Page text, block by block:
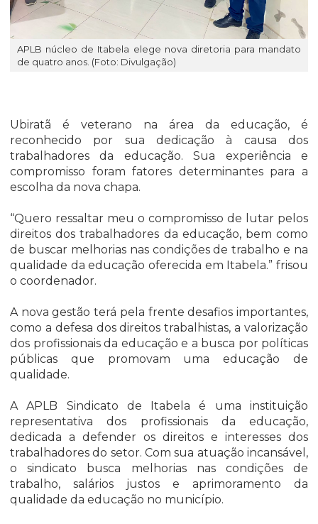
APLB núcleo de Itabela elege nova diretoria para mandato
de quatro anos. (Foto: Divulgação)
Ubiratã é veterano na área da educação, é
reconhecido por sua dedicação à causa dos
trabalhadores da educação. Sua experiência e
compromisso foram fatores determinantes para a
escolha da nova chapa.
“Quero ressaltar meu o compromisso de lutar pelos
direitos dos trabalhadores da educação, bem como
de buscar melhorias nas condições de trabalho e na
qualidade da educação oferecida em Itabela.” frisou
o coordenador.
A nova gestão terá pela frente desafios importantes,
como a defesa dos direitos trabalhistas, a valorização
dos profissionais da educação e a busca por políticas
públicas que promovam uma educação de
qualidade.
A APLB Sindicato de Itabela é uma instituição
representativa dos profissionais da educação,
dedicada a defender os direitos e interesses dos
trabalhadores do setor. Com sua atuação incansável,
o sindicato busca melhorias nas condições de
trabalho, salários justos e aprimoramento da
qualidade da educação no município.